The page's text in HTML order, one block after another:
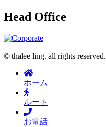
Head Office
© thalee ling. all rights reserved.
ホーム
ルート
お電話